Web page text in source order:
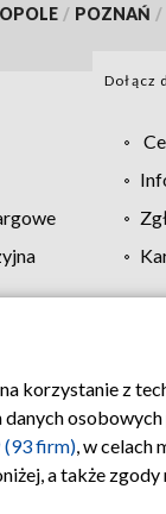
OPOLE / POZNAŃ /
Dołącz
prywatności
korzystanie z
(93 firm), w celach
a także